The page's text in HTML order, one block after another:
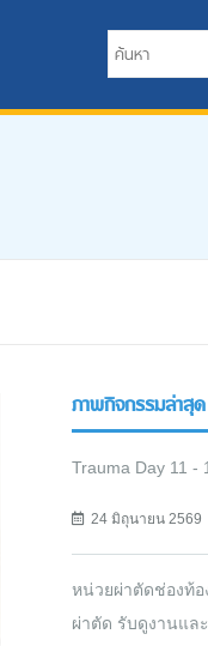
ภาพกิจกรรมล่าสุด
Trauma Day 11 -
24 มิถุนายน 2569
หน่วยผ่าตัดช่องท้อ
ผ่าตัด รับดูงานแล